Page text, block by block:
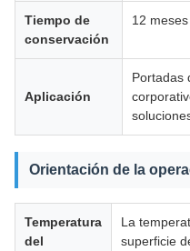
Tiempo de
conservación
12 meses
Aplicación
Portadas
Orientación de la
Temperatura
del
La
superficie